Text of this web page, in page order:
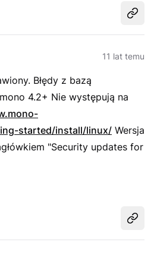
11 lat temu
Błędy z bazą
4.2+ Nie występują na
started/install/linux/ Wersja
"Security updates for